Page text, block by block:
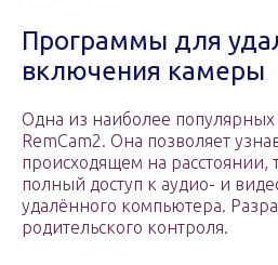
Программы для
включения камеры
Одна из наиболее
RemCam2. Она позволяет
происходящем на расстоянии,
полный доступ к аудио- и
удалённого компьютера.
родительского контроля.